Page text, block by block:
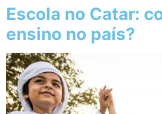
Escola no Catar:
ensino no país?